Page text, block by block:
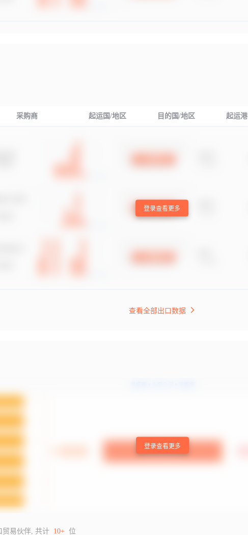
采购商 起运国/地区 目的国/地区 起运港
登录查看更多
查看全部出口数据
登录查看更多
贸易伙伴, 共计 10+ 位